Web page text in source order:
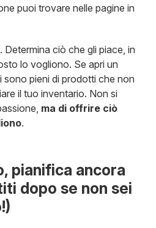
puoi trovare nelle pagine in
ciò che gli piace, in
lo vogliono. Se apri un
pieni di prodotti che non
il tuo inventario. Non si
ma di offrire ciò
.
pianifica ancora
dopo se non sei